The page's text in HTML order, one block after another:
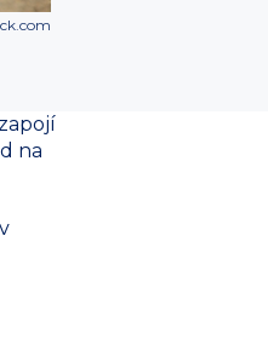
na